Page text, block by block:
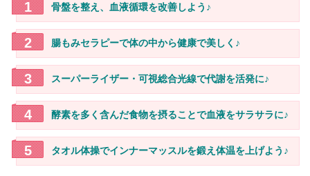
骨盤を整え、血液循環を改善しよう♪
腸もみセラピーで体の中から健康で美しく♪
スーパーライザー・可視総合光線で代謝を活発に♪
酵素を多く含んだ食物を摂ることで血液をサラサラに♪
タオル体操でインナーマッスルを鍛え体温を上げよう♪